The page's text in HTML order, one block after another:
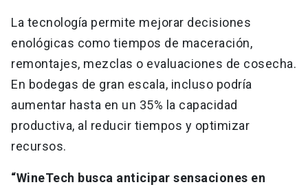
La tecnología permite mejorar decisiones
enológicas como tiempos de maceración,
remontajes, mezclas o evaluaciones de cosecha.
En bodegas de gran escala, incluso podría
aumentar hasta en un 35% la capacidad
productiva, al reducir tiempos y optimizar
recursos.
“WineTech busca anticipar sensaciones en